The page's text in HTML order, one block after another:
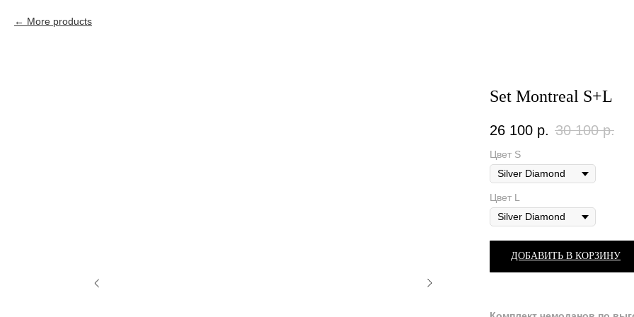
More products
Set Montreal S+L
26 100 р. 30 100 р.
Цвет S
Цвет L
ДОБАВИТЬ В КОРЗИНУ